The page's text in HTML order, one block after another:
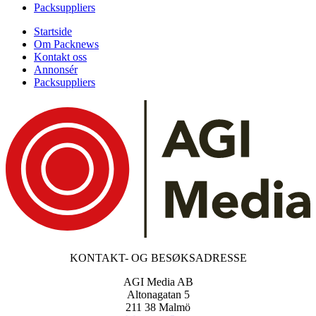
Packsuppliers
Startside
Om Packnews
Kontakt oss
Annonsér
Packsuppliers
KONTAKT- OG BESØKSADRESSE
AGI Media AB
Altonagatan 5
211 38 Malmö